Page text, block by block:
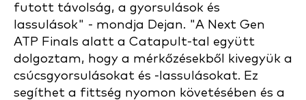
futott távolság, a gyorsulások és
lassulások" - mondja Dejan. "A Next Gen
ATP Finals alatt a Catapult-tal együtt
dolgoztam, hogy a mérkőzésekből kivegyük a
csúcsgyorsulásokat és -lassulásokat. Ez
segíthet a fittség nyomon követésében és a